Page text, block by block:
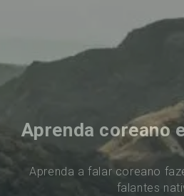
Aprenda coreano
Aprenda a falar coreano
falantes